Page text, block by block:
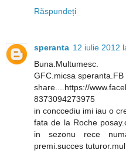
Răspundeți
speranta 12 iulie 2012
Buna.Multumesc.
GFC.micsa speranta.FB
share....https://
8373094273975
in conccediu imi iau o
fata de la Roche
in sezonu rece
premi.succes